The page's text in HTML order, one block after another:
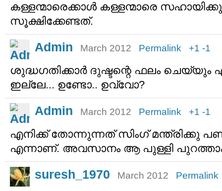
കള്ളന്മാരെക്കാള്‍ കള്ളന്മാരെ
സൂക്ഷിക്കേണ്ടത്.
Admin March 2012 Permalink +1 -1
ശുദ്ധഗതിക്കാര്‍ ദുഷ്ടന്റെ ഫലം
ഇല്ലേ... ഉണ്ടോ.. ഉവ്വോ?
Admin March 2012 Permalink +1 -1
എനിക്ക് തോന്നുന്നത് സിംഗ് മന്ത്രിക്കു
എന്നാണ്. അവസാനം ആ പുള്ളി
suresh_1970 March 2012 Permalink